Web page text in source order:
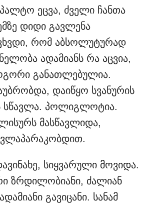
ეცვა, ძველი ჩანთა
დიდი გავლენა
რომ აბსოლუტურად
ადამიანს რა აცვია,
განათლებულია.
დაიწყო სვანურის
სწავლა. პოლიგლოტია.
მასწავლიდა,
სიყვარული მოვიდა.
ზრდილობიანი, ძალიან
გავიცანი. სანამ